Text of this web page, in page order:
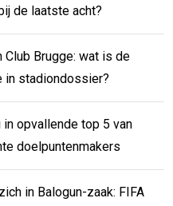
de laatste acht?
Club Brugge: wat is de
in stadiondossier?
in opvallende top 5 van
doelpuntenmakers
in Balogun-zaak: FIFA